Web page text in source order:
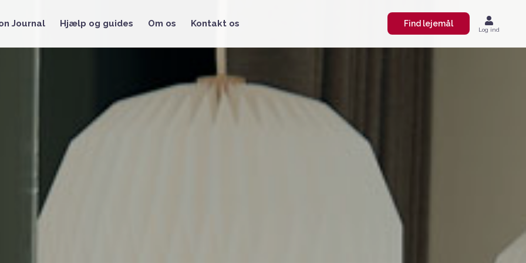
Journal Hjælp og guides Om os Kontakt os Find lejemål
Log ind